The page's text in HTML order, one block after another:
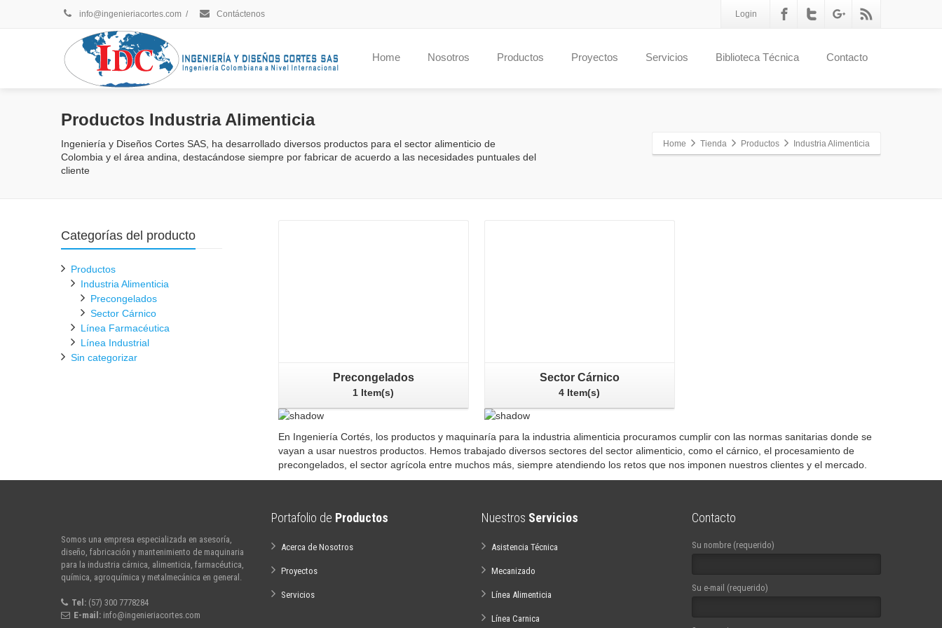
info@ingenieriacortes.com / Contáctenos Login
Home Nosotros Productos Proyectos Servicios Biblioteca Técnica Contacto
Productos Industria Alimenticia
Ingeniería y Diseños Cortes SAS, ha desarrollado diversos productos para el sector alimenticio de
Colombia y el área andina, destacándose siempre por fabricar de acuerdo a las necesidades puntuales del
cliente
Home Tienda Productos Industria Alimenticia
Precongelados
1 Item(s)
Sector Cárnico
4 Item(s)
En Ingeniería Cortés, los productos y maquinaría para la industria alimenticia procuramos cumplir con las normas sanitarias donde se
vayan a usar nuestros productos. Hemos trabajado diversos sectores del sector alimenticio, como el cárnico, el procesamiento de
precongelados, el sector agrícola entre muchos más, siempre atendiendo los retos que nos imponen nuestros clientes y el mercado.
Categorías del producto
Productos
Industria Alimenticia
Precongelados
Sector Cárnico
Línea Farmacéutica
Línea Industrial
Sin categorizar
Somos una empresa especializada en asesoría,
diseño, fabricación y mantenimiento de maquinaria
para la industria cárnica, alimenticia, farmacéutica,
química, agroquímica y metalmecánica en general.
Tel: (57) 300 7778284
E-mail: info@ingenieriacortes.com
Portafolio de Productos
Acerca de Nosotros
Proyectos
Servicios
Nuestros Servicios
Asistencia Técnica
Mecanizado
Línea Alimenticia
Línea Carnica
Contacto
Su nombre (requerido)
Su e-mail (requerido)